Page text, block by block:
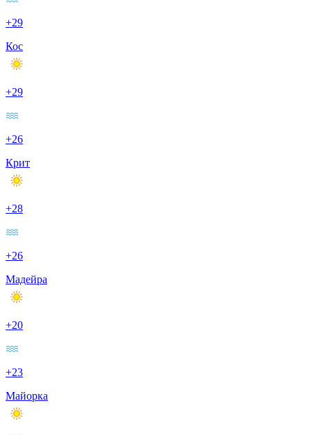
+29
Кос
+29
+26
Крит
+28
+26
Мадейра
+20
+23
Майорка